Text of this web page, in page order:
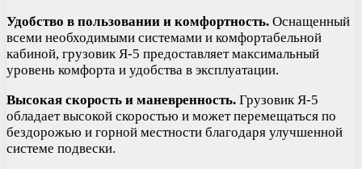
Удобство в пользовании и комфортность. Оснащенный
всеми необходимыми системами и комфортабельной
кабиной, грузовик Я-5 предоставляет максимальный
уровень комфорта и удобства в эксплуатации.
Высокая скорость и маневренность. Грузовик Я-5
обладает высокой скоростью и может перемещаться по
бездорожью и горной местности благодаря улучшенной
системе подвески.